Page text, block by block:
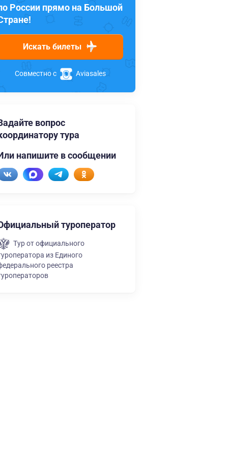
России прямо на Большой
Искать билеты
Совместно с Aviasales
вопрос
тура
напишите в сообщении
туроператор
Тур от официального
из Единого
реестра